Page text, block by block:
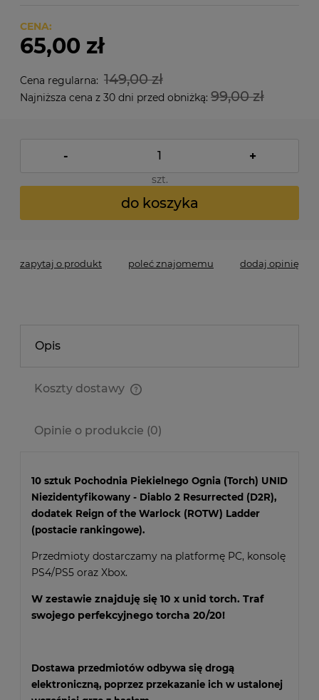
CENA:
65,00 zł
Cena regularna: 149,00 zł
Najniższa cena z 30 dni przed obniżką: 99,00 zł
- +
szt.
do koszyka
zapytaj o produkt poleć znajomemu dodaj opinię
Opis
Koszty dostawy
Opinie o produkcie (0)
10 sztuk Pochodnia Piekielnego Ognia (Torch) UNID
Niezidentyfikowany - Diablo 2 Resurrected (D2R),
dodatek Reign of the Warlock (ROTW) Ladder
(postacie rankingowe).
Przedmioty dostarczamy na platformę PC, konsolę
PS4/PS5 oraz Xbox.
W zestawie znajduję się 10 x unid torch. Traf
swojego perfekcyjnego torcha 20/20!
Dostawa przedmiotów odbywa się drogą
elektroniczną, poprzez przekazanie ich w ustalonej